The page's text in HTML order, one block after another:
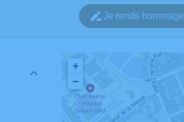
Je rends hommage
+
−